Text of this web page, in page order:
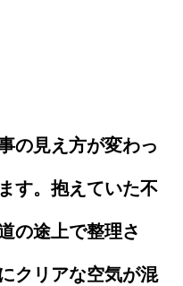
の見え方が変わっ
す。抱えていた不
の途上で整理さ
クリアな空気が混